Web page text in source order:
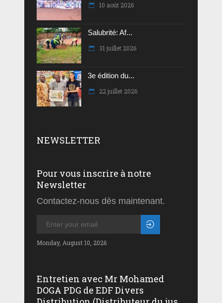
10 août 2026
Salubrité: Af...
31 juillet 2026
3e édition du...
22 juillet 2026
NEWSLETTER
Pour vous inscrire à notre
Newsletter
Contactez-nous dès maintenant.
Monday, August 10, 2026
Entretien avec Mr Mohamed
DOGA PDG de EDF Divers